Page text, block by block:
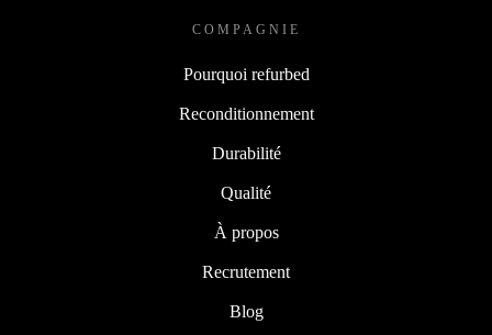
COMPAGNIE
Pourquoi refurbed
Reconditionnement
Durabilité
Qualité
À propos
Recrutement
Blog